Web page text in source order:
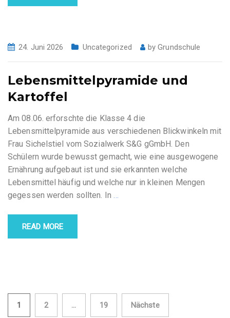
24. Juni 2026 Uncategorized byGrundschule
Lebensmittelpyramide und
Kartoffel
Am 08.06. erforschte die Klasse 4 die
Lebensmittelpyramide aus verschiedenen Blickwinkeln mit
Frau Sichelstiel vom Sozialwerk S&G gGmbH. Den
Schülern wurde bewusst gemacht, wie eine ausgewogene
Ernährung aufgebaut ist und sie erkannten welche
Lebensmittel häufig und welche nur in kleinen Mengen
gegessen werden sollten. In …
READ MORE
Seitennummerierung
1 2 … 19 Nächste